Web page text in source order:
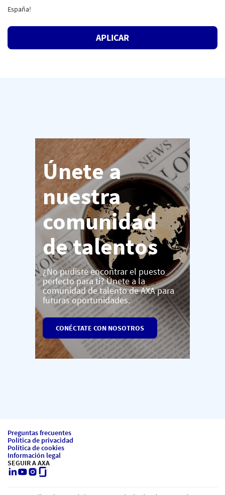
España!
APLICAR
Únete a
nuestra
comunidad
de talentos
¿No pudiste encontrar el puesto
perfecto para ti? Únete a la
comunidad de talento de AXA para
futuras oportunidades.
CONÉCTATE CON NOSOTROS
Preguntas frecuentes
Política de privacidad
Política de cookies
Información legal
SEGUIR A AXA
LinkedIn
Youtube
Instagram
Glassdoor